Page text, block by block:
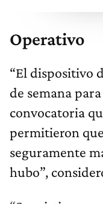
Operativo
“El dispositivo
de semana
convocatoria
permitieron
seguramente
hubo”,